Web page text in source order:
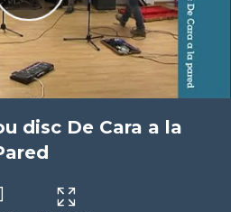
disc De Cara a la